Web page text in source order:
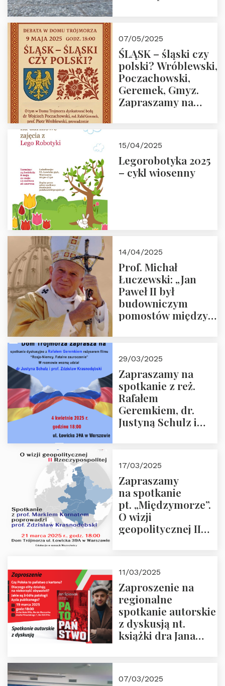
07/05/2025
ŚLĄSK – śląski czy
polski? Wróblewski,
Poczachowski,
Geremek, Gmyz.
Zapraszamy na
Trójmorza.
15/04/2025
Legorobotyka 2025
– cykl wiosenny
14/04/2025
Prof. Michał
Łuczewski: „Jan
Paweł II był
budowniczym
pomostów między
29/03/2025
Zapraszamy na
spotkanie z reż.
Rafałem
Geremkiem, dr.
Justyną Schulz i
“Rosja-Niemcy…”
17/03/2025
Zapraszamy
na spotkanie
pt. „Międzymorze”.
O wizji
geopolitycznej II
i prof.
Krasnodębski
11/03/2025
Zaproszenie na
regionalne
spotkanie autorskie
z dyskusją nt.
książki dra Jana
07/03/2025